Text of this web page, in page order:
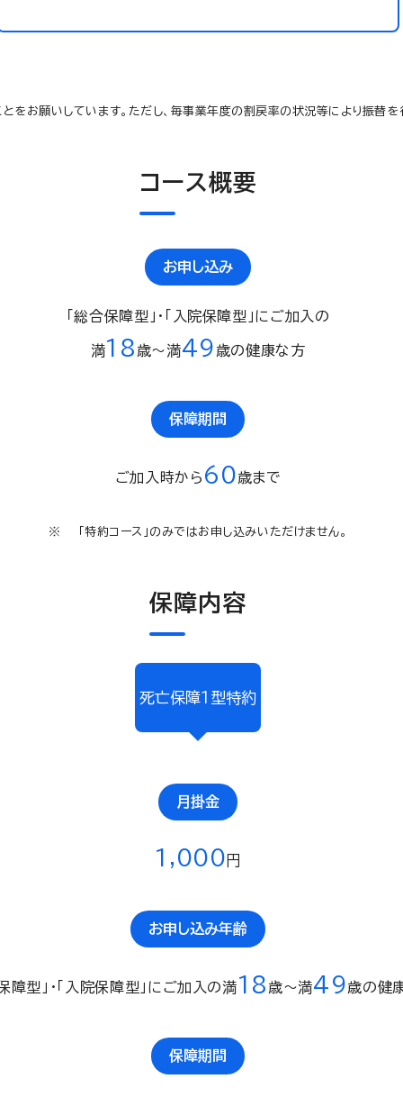
お願いしています。ただし、毎事業年度の割戻率の状況等により振替
コース概要
お申し込み
「総合保障型」・「入院保障型」にご加入の
満18 歳〜満49 歳の健康な方
保障期間
ご加入時から 60歳まで
「特約コース」のみではお申し込みいただけません。
保障内容
死亡保障１型特約
月掛金
1,000 円
お申し込み年齢
障型」・「入院保障型」にご加入の満18 歳〜満4 9歳の健
保障期間